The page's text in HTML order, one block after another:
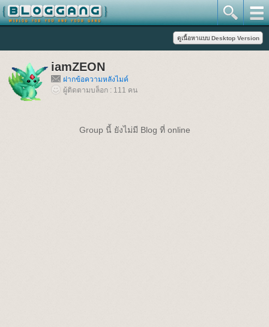
iamZEON
ฝากข้อความหลังไมค์
ผู้ติดตามบล็อก : 111 คน
Group นี้ ยังไม่มี Blog ที่ online